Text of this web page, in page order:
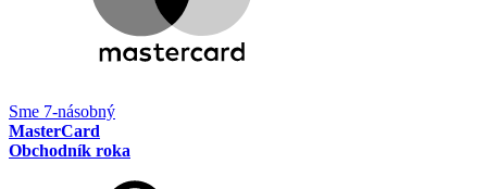
Sme 7-násobný
MasterCard
Obchodník roka